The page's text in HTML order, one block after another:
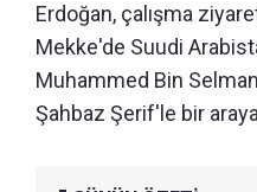
Erdoğan, çalışma
Mekke'de Suudi
Muhammed Bin
Şahbaz Şerif'le bir